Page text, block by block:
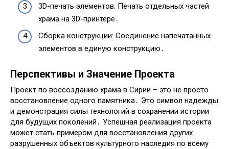
3D-печать элементов: Печать отдельных частей
храма на 3D-принтере․
Сборка конструкции: Соединение напечатанных
элементов в единую конструкцию․
Перспективы и Значение Проекта
Проект по воссозданию храма в Сирии – это не просто
восстановление одного памятника․ Это символ надежды
и демонстрация силы технологий в сохранении истории
для будущих поколений․ Успешная реализация проекта
может стать примером для восстановления других
разрушенных объектов культурного наследия по всему